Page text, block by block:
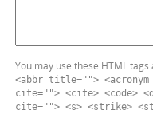
You may use these HTML
<abbr title="">
cite=""> <cite> <code>
cite=""> <s> <strike>